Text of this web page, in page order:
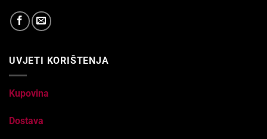
UVJETI KORIŠTENJA
Kupovina
Dostava